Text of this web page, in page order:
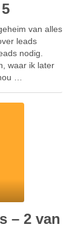
van alles
leads
nodig.
waar ik later
…
– 2 van